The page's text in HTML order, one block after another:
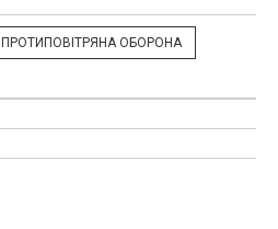
ПРОТИПОВІТРЯНА ОБОРОНА